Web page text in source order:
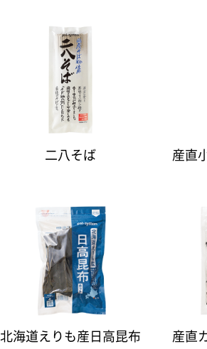
二八そば
産直
北海道えりも産日高昆布
産直